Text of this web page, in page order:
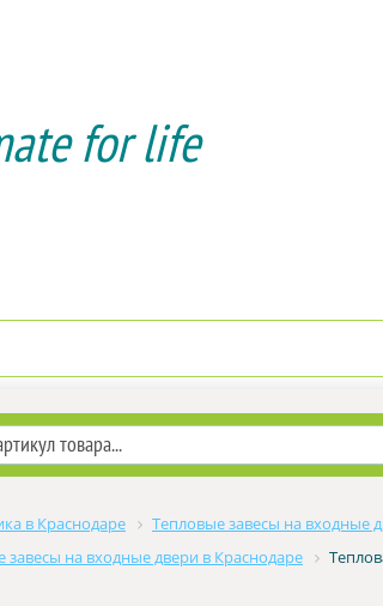
for life
в Краснодаре
Тепловые завесы на входные
завесы на входные двери в Краснодаре